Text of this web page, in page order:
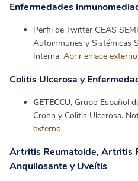
Enfermedades
Perfil de Twitter GEAS
Autoinmunes y Sistémicas
Interna. Abrir enlace
Colitis Ulcerosa y
GETECCU, Grupo Español
Crohn y Colitis Ulcerosa.
externo
Artritis Reumatoide, Artritis
Anquilosante y Uveítis